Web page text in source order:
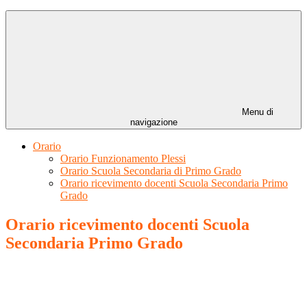
Menu di
navigazione
Orario
Orario Funzionamento Plessi
Orario Scuola Secondaria di Primo Grado
Orario ricevimento docenti Scuola Secondaria Primo
Grado
Orario ricevimento docenti Scuola
Secondaria Primo Grado